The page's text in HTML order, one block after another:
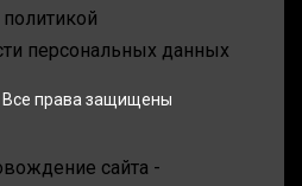
политикой
персональных данных
права защищены
сайта -